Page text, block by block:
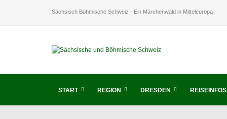
Sächsisch Böhmische Schweiz - Ein Märchenwald in Mitteleuropa
START REGION DRESDEN REISEINFOS